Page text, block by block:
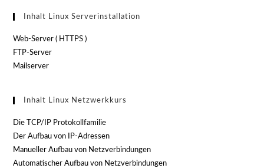
Inhalt Linux Serverinstallation
Web-Server ( HTTPS )
FTP-Server
Mailserver
Inhalt Linux Netzwerkkurs
Die TCP/IP Protokollfamilie
Der Aufbau von IP-Adressen
Manueller Aufbau von Netzverbindungen
Automatischer Aufbau von Netzverbindungen